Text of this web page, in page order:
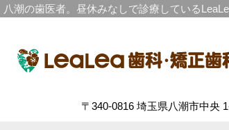
八潮の歯医者。昼休みなしで診療している
〒340-0816 埼玉県八潮市中央